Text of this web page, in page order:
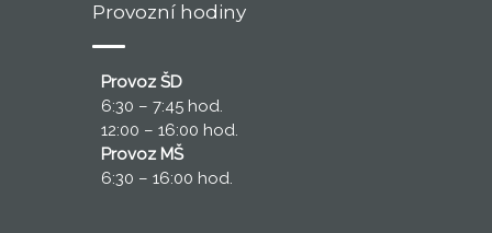
Provozní hodiny
Provoz ŠD
6:30 – 7:45 hod.
12:00 – 16:00 hod.
Provoz MŠ
6:30 – 16:00 hod.